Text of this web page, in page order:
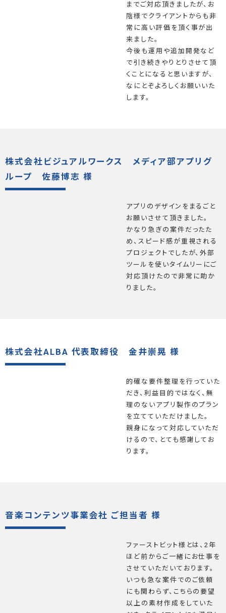
までご対応頂きましたが、お
陰様でクライアントからも非
常に高い評価を頂く事が出
来ました。
今後も運用や追加開発など
で引き続きやりとりさせて頂
くことになると思いますが、
なにとぞよろしくお願いいた
します。
株式会社ビジュアルワークス メディア部アプリグ
ループ 佐藤博志 様
アプリのデザインをまるごと
お願いさせて頂きました。
かなり急ぎの案件だったた
め、スピード感が重視される
プロジェクトでしたが、外部
ツールを使いタイムリーにご
対応頂けたので非常に助か
りました。
株式会社ALBA 代表取締役 金井崇晃 様
的確な要件整理を行っていた
だき、利益目的ではなく、無
理のないアプリ製作のプラン
を立てていただけました。
親身になって対応していただ
けるので、とても感謝してお
ります。
音楽コンテンツ事業会社 ご担当者 様
ファーストビット様とは、2年
ほど前からご一緒にお仕事を
させていただいております。
いつも急な案件でのご依頼
にも関わらず、こちらの要望
以上の素材作成をしていた